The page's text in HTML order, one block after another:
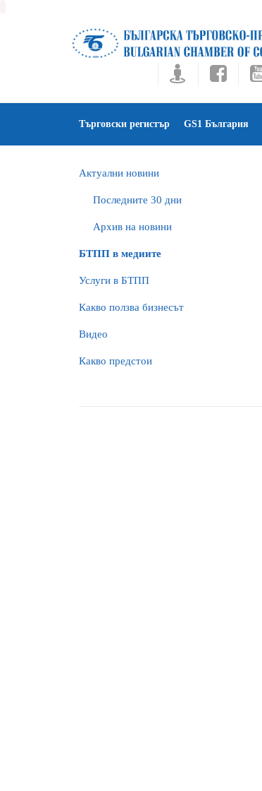
Търговски регистър GS1 България
Актуални новини
Последните 30 дни
Архив на новини
БTПП в медиите
Услуги в БТПП
Какво ползва бизнесът
Видео
Какво предстои